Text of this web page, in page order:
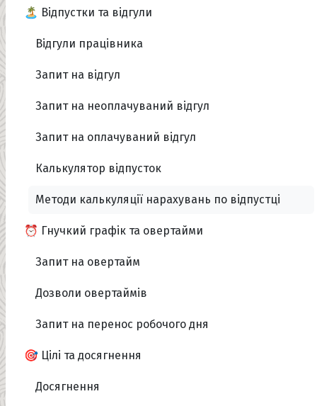
🏝️ Відпустки та відгули
Відгули працівника
Запит на відгул
Запит на неоплачуваний відгул
Запит на оплачуваний відгул
Калькулятор відпусток
Методи калькуляції нарахувань по відпустці
⏰ Гнучкий графік та овертайми
Запит на овертайм
Дозволи овертаймів
Запит на перенос робочого дня
🎯 Цілі та досягнення
Досягнення